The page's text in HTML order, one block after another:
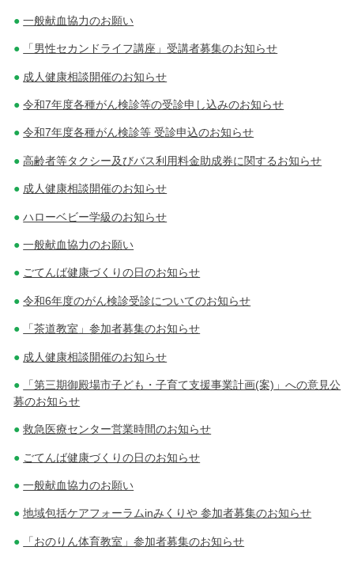
一般献血協力のお願い
「男性セカンドライフ講座」受講者募集のお知らせ
成人健康相談開催のお知らせ
令和7年度各種がん検診等の受診申し込みのお知らせ
令和7年度各種がん検診等 受診申込のお知らせ
高齢者等タクシー及びバス利用料金助成券に関するお知らせ
成人健康相談開催のお知らせ
ハローベビー学級のお知らせ
一般献血協力のお願い
ごてんば健康づくりの日のお知らせ
令和6年度のがん検診受診についてのお知らせ
「茶道教室」参加者募集のお知らせ
成人健康相談開催のお知らせ
「第三期御殿場市子ども・子育て支援事業計画(案)」への意見公
募のお知らせ
救急医療センター営業時間のお知らせ
ごてんば健康づくりの日のお知らせ
一般献血協力のお願い
地域包括ケアフォーラムinみくりや 参加者募集のお知らせ
「おのりん体育教室」参加者募集のお知らせ